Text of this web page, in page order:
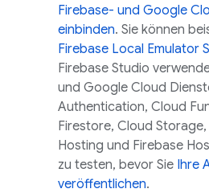
Firebase- und Google
einbinden. Sie können
Firebase Local Emulator
Firebase Studio
und Google Cloud
Authentication, Cloud
Firestore, Cloud Storage,
Hosting und Firebase
zu testen, bevor Sie Ihre
veröffentlichen.